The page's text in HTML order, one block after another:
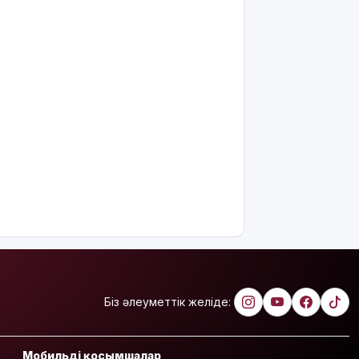
Жасанды
Біз әлеуметтік желіде:
Мобильді қосымшалар